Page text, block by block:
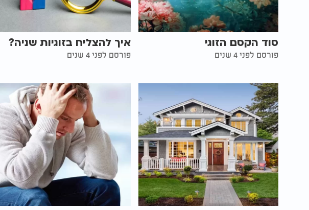
סוד הקסם הזוגי
פורסם לפני 4 שנים
איך להצליח בזוגיות שניה?
פורסם לפני 4 שנים